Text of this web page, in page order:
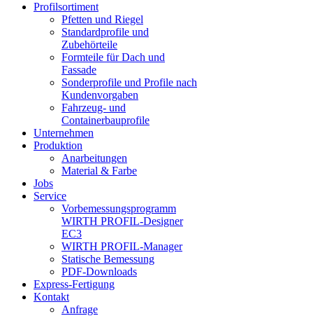
Profilsortiment
Pfetten und Riegel
Standardprofile und
Zubehörteile
Formteile für Dach und
Fassade
Sonderprofile und Profile nach
Kundenvorgaben
Fahrzeug- und
Containerbauprofile
Unternehmen
Produktion
Anarbeitungen
Material & Farbe
Jobs
Service
Vorbemessungsprogramm
WIRTH PROFIL-Designer
EC3
WIRTH PROFIL-Manager
Statische Bemessung
PDF-Downloads
Express-Fertigung
Kontakt
Anfrage